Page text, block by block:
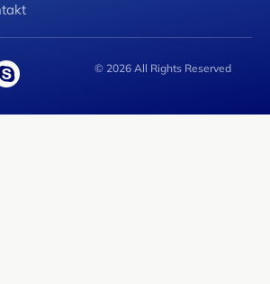
© 2026 All Rights Reserved